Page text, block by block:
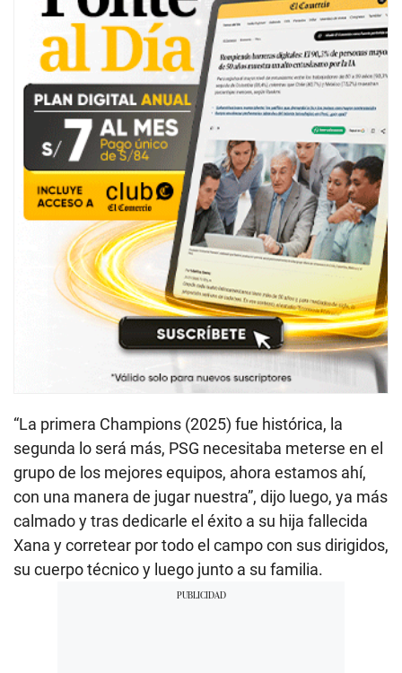
“La primera Champions (2025) fue histórica, la
segunda lo será más, PSG necesitaba meterse en el
grupo de los mejores equipos, ahora estamos ahí,
con una manera de jugar nuestra”, dijo luego, ya más
calmado y tras dedicarle el éxito a su hija fallecida
Xana y corretear por todo el campo con sus dirigidos,
su cuerpo técnico y luego junto a su familia.